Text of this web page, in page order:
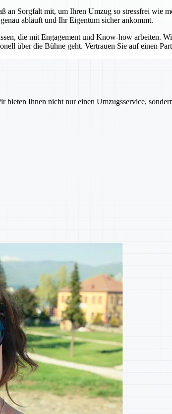
Sorgfalt mit, um Ihren Umzug so stressfrei wie
abläuft und Ihr Eigentum sicher ankommt.
die mit Engagement und Know-how arbeiten.
über die Bühne geht. Vertrauen Sie auf einen
Ihnen nicht nur einen Umzugsservice,